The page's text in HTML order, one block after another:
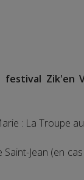
festival Zik'en
: La Troupe
Saint-Jean (en